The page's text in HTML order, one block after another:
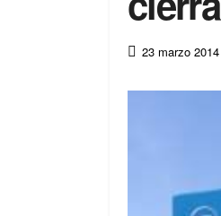
23 marzo 2014